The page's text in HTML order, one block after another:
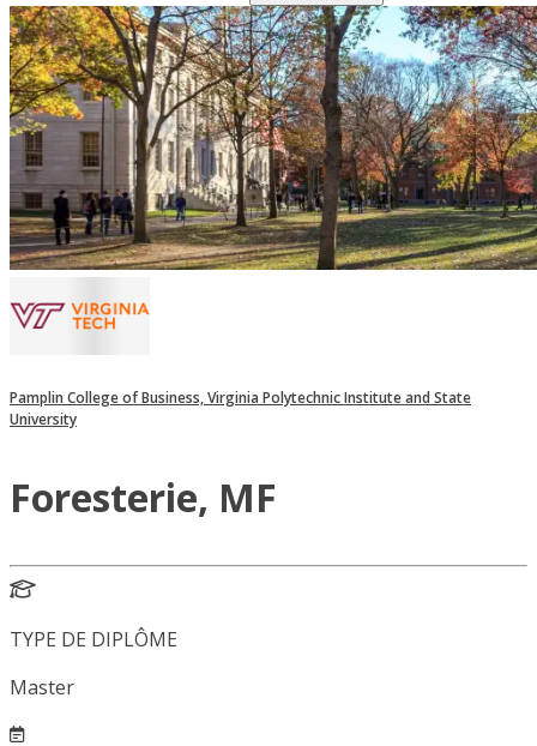
Pamplin College of Business, Virginia Polytechnic Institute and State
University
Foresterie, MF
TYPE DE DIPLÔME
Master